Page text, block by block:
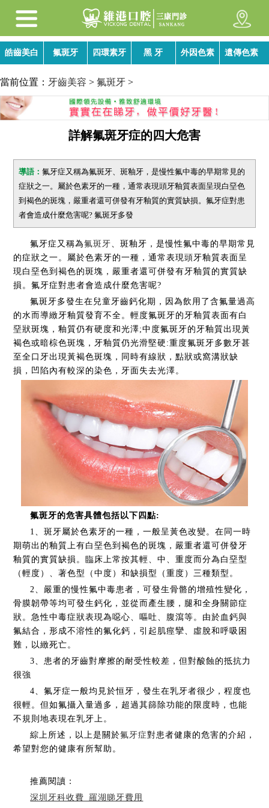
皓齒美白 氟斑牙 四環素牙 黑 牙 外因色素 遺傳色素
當前位置： 牙齒美容 > 氟斑牙 >
詳解氟斑牙症的四大危害
導語：氟牙症又稱為氟斑牙、斑釉牙，是慢性氟中毒的早期常見的
症狀之一。屬於色素牙的一種，通常表現頭牙釉質表面呈現白堊色
到褐色的斑塊，嚴重者還可併發有牙釉質的實質缺損。氟牙症對患
者會造成什麼危害呢? 氟斑牙多發
氟牙症又稱為氟斑牙、斑釉牙，是慢性氟中毒的早期常見
的症狀之一。屬於色素牙的一種，通常表現頭牙釉質表面呈
現白堊色到褐色的斑塊，嚴重者還可併發有牙釉質的實質缺
損。氟牙症對患者會造成什麼危害呢?
氟斑牙多發生在兒童牙齒鈣化期，因為飲用了含氟量過高
的水而導緻牙釉質發育不全。輕度氟斑牙的牙釉質表面有白
堊狀斑塊，釉質仍有硬度和光澤;中度氟斑牙的牙釉質出現黃
褐色或暗棕色斑塊，牙釉質仍光滑堅硬:重度氟斑牙多數牙甚
至全口牙出現黃褐色斑塊，同時有線狀，點狀或窩溝狀缺
損，凹陷內有較深的染色，牙面失去光澤。
氟斑牙的危害具體包括以下四點:
1、斑牙屬於色素牙的一種，一般呈黃色改變。在同一時
期萌出的釉質上有白堊色到褐色的斑塊，嚴重者還可併發牙
釉質的實質缺損。臨床上常按其輕、中、重度而分為白堊型
（輕度）、著色型（中度）和缺損型（重度）三種類型。
2、嚴重的慢性氟中毒患者，可發生骨骼的增殖性變化，
骨膜韌帶等均可發生鈣化，並從而產生腰，腿和全身關節症
狀。急性中毒症狀表現為噁心、嘔吐、腹瀉等。由於血鈣與
氟結合，形成不溶性的氟化鈣，引起肌痙攣、虛脫和呼吸困
難，以緻死亡。
3、患者的牙齒對摩擦的耐受性較差，但對酸蝕的抵抗力
很強
4、氟牙症一般均見於恒牙，發生在乳牙者很少，程度也
很輕。但如氟攝入量過多，超過其篩除功能的限度時，也能
不規則地表現在乳牙上。
綜上所述，以上是關於氟牙症對患者健康的危害的介紹，
希望對您的健康有所幫助。
推薦閱讀：
深圳牙科收費_羅湖睇牙費用